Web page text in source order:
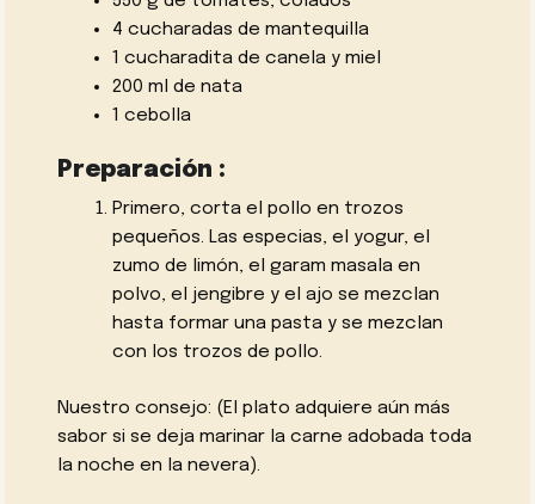
4 cucharadas de mantequilla
1 cucharadita de canela y miel
200 ml de nata
1 cebolla
Preparación :
Primero, corta el pollo en trozos
pequeños. Las especias, el yogur, el
zumo de limón, el garam masala en
polvo, el jengibre y el ajo se mezclan
hasta formar una pasta y se mezclan
con los trozos de pollo.
Nuestro consejo: (El plato adquiere aún más
sabor si se deja marinar la carne adobada toda
la noche en la nevera).